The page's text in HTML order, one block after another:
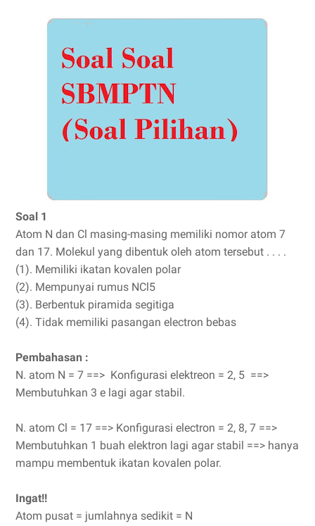
Soal 1
Atom N dan Cl masing-masing memiliki nomor atom 7
dan 17. Molekul yang dibentuk oleh atom tersebut . . . .
(1). Memiliki ikatan kovalen polar
(2). Mempunyai rumus NCl5
(3). Berbentuk piramida segitiga
(4). Tidak memiliki pasangan electron bebas
Pembahasan :
N. atom N = 7 ==> Konfigurasi elektreon = 2, 5 ==>
Membutuhkan 3 e lagi agar stabil.
N. atom Cl = 17 ==> Konfigurasi electron = 2, 8, 7 ==>
Membutuhkan 1 buah elektron lagi agar stabil ==> hanya
mampu membentuk ikatan kovalen polar.
Ingat!!
Atom pusat = jumlahnya sedikit = N